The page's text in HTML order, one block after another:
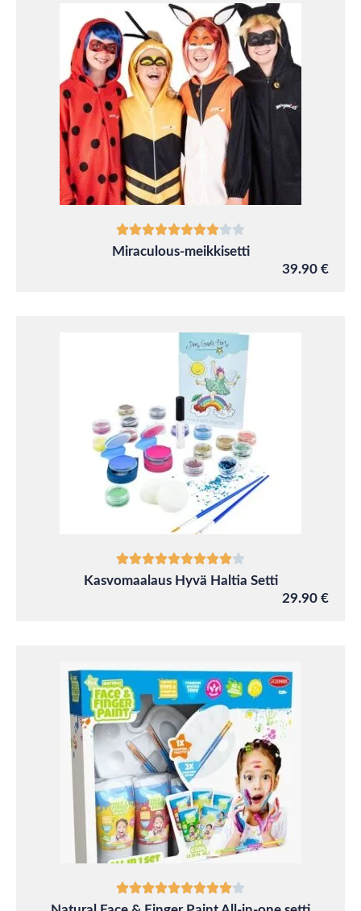
Miraculous-meikkisetti
39.90 €
Kasvomaalaus Hyvä Haltia Setti
29.90 €